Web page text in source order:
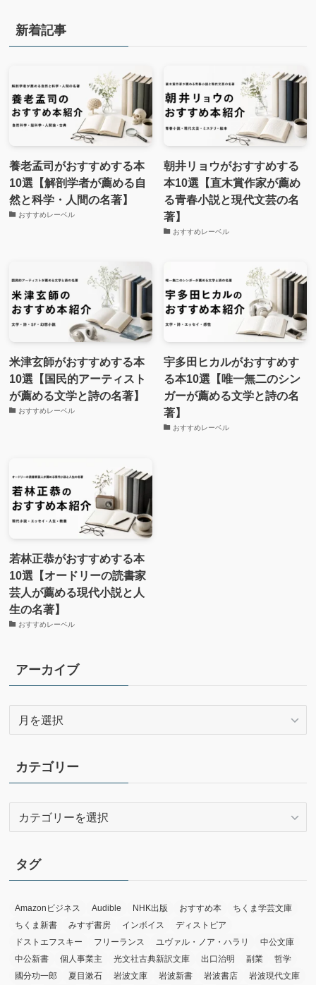
新着記事
養老孟司がおすすめする本
10選【解剖学者が薦める自
然と科学・人間の名著】
おすすめレーベル
朝井リョウがおすすめする
本10選【直木賞作家が薦め
る青春小説と現代文芸の名
著】
おすすめレーベル
米津玄師がおすすめする本
10選【国民的アーティスト
が薦める文学と詩の名著】
おすすめレーベル
宇多田ヒカルがおすすめす
る本10選【唯一無二のシン
ガーが薦める文学と詩の名
著】
おすすめレーベル
若林正恭がおすすめする本
10選【オードリーの読書家
芸人が薦める現代小説と人
生の名著】
おすすめレーベル
アーカイブ
イ
ブ
カテゴリー
リ
ー
タグ
Amazonビジネス Audible NHK出版 おすすめ本
ちくま学芸文庫
ちくま新書
みすず書房 インボイス
ディストピア
ドストエフスキー
フリーランス ユヴァル・ノア・ハラリ
中公文庫
中公新書
個人事業主 光文社古典新訳文庫 出口治明 副業
哲学
國分功一郎
夏目漱石 岩波文庫 岩波新書 岩波書店 岩波現代文庫